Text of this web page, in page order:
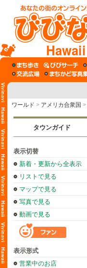
Hawaii
ワールド > アメリカ合衆国 >
タウンガイド
表示切替
新着・更新から全表示
リストで見る
マップで見る
写真で見る
動画で見る
表示形式
営業中のお店